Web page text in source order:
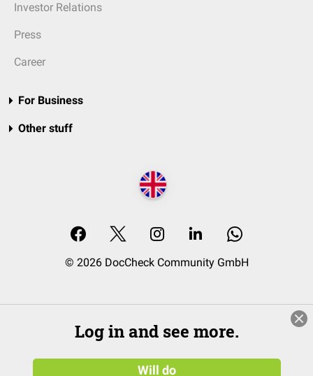
Investor Relations
Press
Career
For Business
Other stuff
© 2026 DocCheck Community GmbH
Log in and see more.
Will do